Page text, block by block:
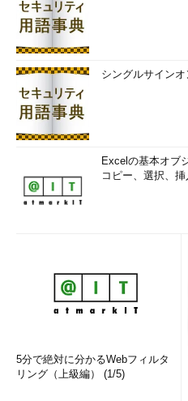
シングルサイン
Excelの基本オブ
コピー、選択、
5分で絶対に分かるWebフィルタ
リング（上級編） (1/5)